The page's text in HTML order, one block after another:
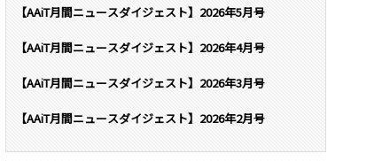
【AAiT月間ニュースダイジェスト】2026年5月号
【AAiT月間ニュースダイジェスト】2026年4月号
【AAiT月間ニュースダイジェスト】2026年3月号
【AAiT月間ニュースダイジェスト】2026年2月号